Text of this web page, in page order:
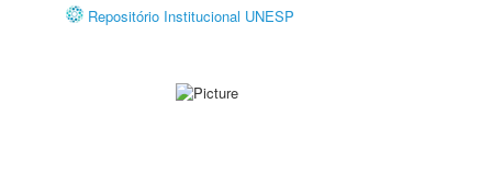
Repositório Institucional UNESP